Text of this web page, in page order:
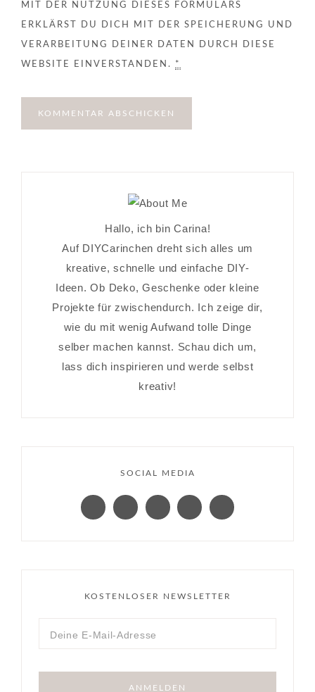
MIT DER NUTZUNG DIESES FORMULARS
ERKLÄRST DU DICH MIT DER SPEICHERUNG UND
VERARBEITUNG DEINER DATEN DURCH DIESE
WEBSITE EINVERSTANDEN. *
Hallo, ich bin Carina!
Auf DIYCarinchen dreht sich alles um
kreative, schnelle und einfache DIY-
Ideen. Ob Deko, Geschenke oder kleine
Projekte für zwischendurch. Ich zeige dir,
wie du mit wenig Aufwand tolle Dinge
selber machen kannst. Schau dich um,
lass dich inspirieren und werde selbst
kreativ!
SOCIAL MEDIA
KOSTENLOSER NEWSLETTER